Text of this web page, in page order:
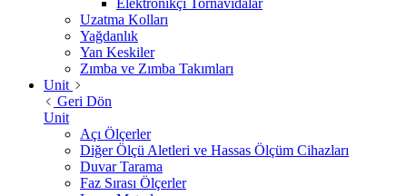
Elektronikçi Tornavidalar
Uzatma Kolları
Yağdanlık
Yan Keskiler
Zımba ve Zımba Takımları
Unit
Geri Dön
Unit
Açı Ölçerler
Diğer Ölçü Aletleri ve Hassas Ölçüm Cihazları
Duvar Tarama
Faz Sırası Ölçerler